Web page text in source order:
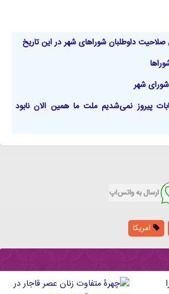
صلاحیت داوطلبان شوراهای شهر در این تاریخ
شهر
پیروز نمی‌شدیم ملت ما همین الان نابود
امریکا